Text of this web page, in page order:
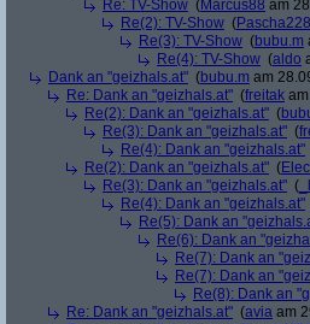
Re: TV-Show (Marcus88 am
Re(2): TV-Show (
Re(3): TV-Show (bubu.m
Re(4): TV-Show (aldo
Dank an "geizhals.at" (bubu.m am
Re: Dank an "geizhals.at" (freitak
Re(2): Dank an "geizhals.at" (
Re(3): Dank an "geizhals.at" (
Re(4): Dank an "geizhals.at"
Re(2): Dank an "geizhals.at" (
Re(3): Dank an "geizhals.at" (
Re(4): Dank an "geizhals.at"
Re(5): Dank an
Re(6): Dank an
Re(7): Dank an
Re(7): Dank an
Re(8): Dank an
Re: Dank an "geizhals.at" (avia am